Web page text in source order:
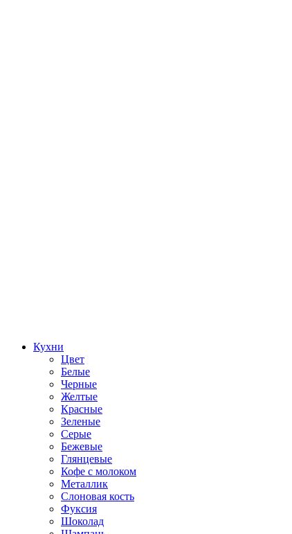
Кухни
Цвет
Белые
Черные
Желтые
Красные
Зеленые
Серые
Бежевые
Глянцевые
Кофе с молоком
Металлик
Слоновая кость
Фуксия
Шоколад